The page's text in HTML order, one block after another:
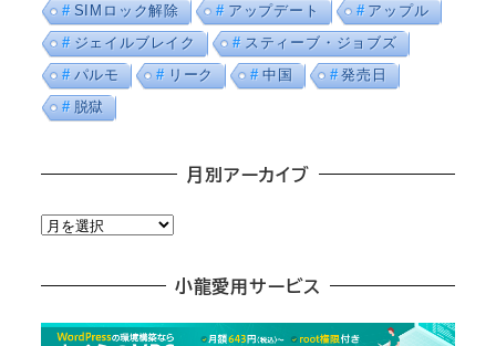
SIMロック解除
アップデート
アップル
ジェイルブレイク
スティーブ・ジョブズ
パルモ
リーク 中国
発売日
脱獄
月別アーカイブ
月
カ
小龍愛用サービス